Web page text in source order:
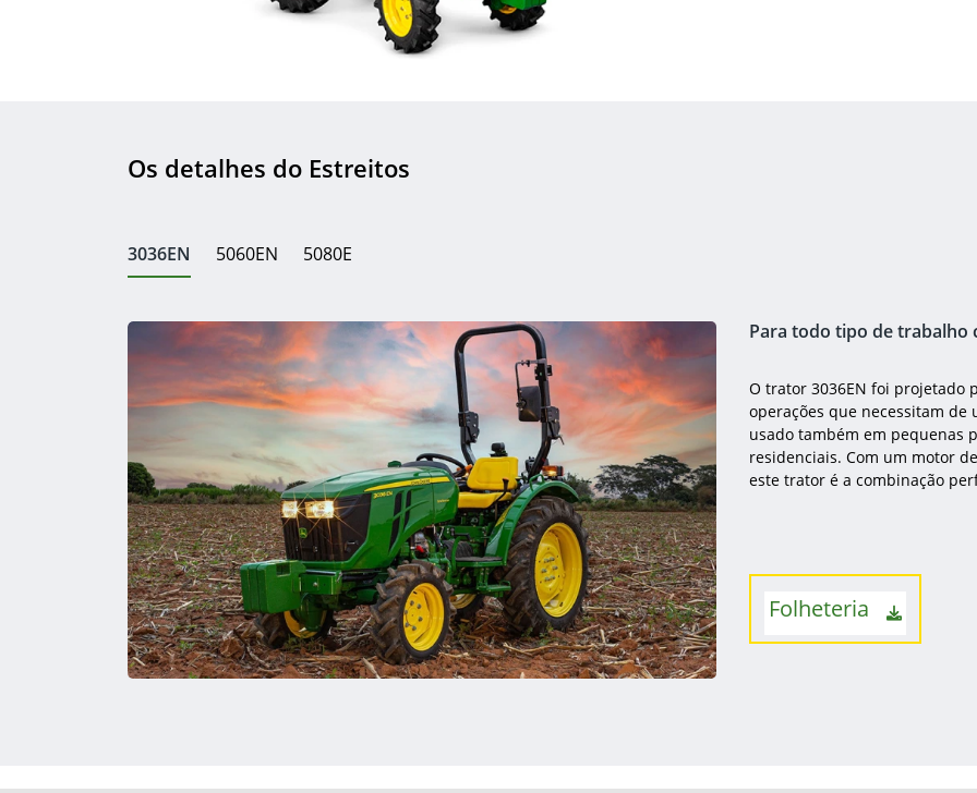
Os detalhes do Estreitos
3036EN 5060EN 5080E
Para todo tipo de trabalho
O trator 3036EN foi projetado
operações que necessitam
usado também em pequenas
residenciais. Com um motor
este trator é a combinação
Folheteria